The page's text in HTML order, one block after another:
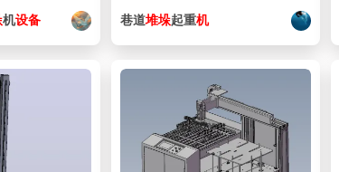
机设备 巷道堆垛起重机